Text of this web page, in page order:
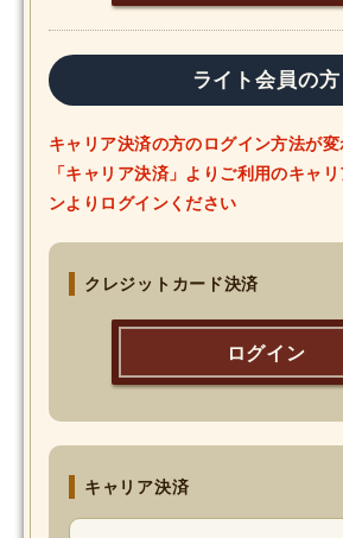
ライト会員の方
キャリア決済の方のログイン方法が
「キャリア決済」よりご利用のキャ
ンよりログインください
クレジットカード決済
ログイン
キャリア決済
SHIHO’s VOICE
We Spy!
SPECIAL
#Throwback
MOVIE
Monostagram
DOWNLOAD
SHIHO’s Q&A